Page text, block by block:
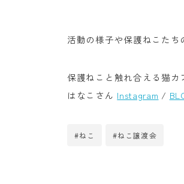
活動の様子や保護ねこたち
保護ねこと触れ合える猫カ
はなこさん Instagram /
#ねこ #ねこ譲渡会